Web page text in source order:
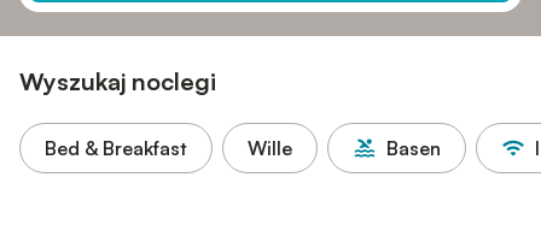
Wyszukaj noclegi
Bed & Breakfast Wille Basen